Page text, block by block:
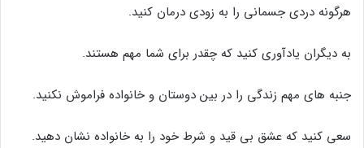
هرگونه دردی جسمانی را به زودی درمان کنید.
به دیگران یادآوری کنید که چقدر برای شما مهم هستند.
جنبه های مهم زندگی را در بین دوستان و خانواده فراموش نکنید.
سعی کنید که عشق بی قید و شرط خود را به خانواده نشان دهید.